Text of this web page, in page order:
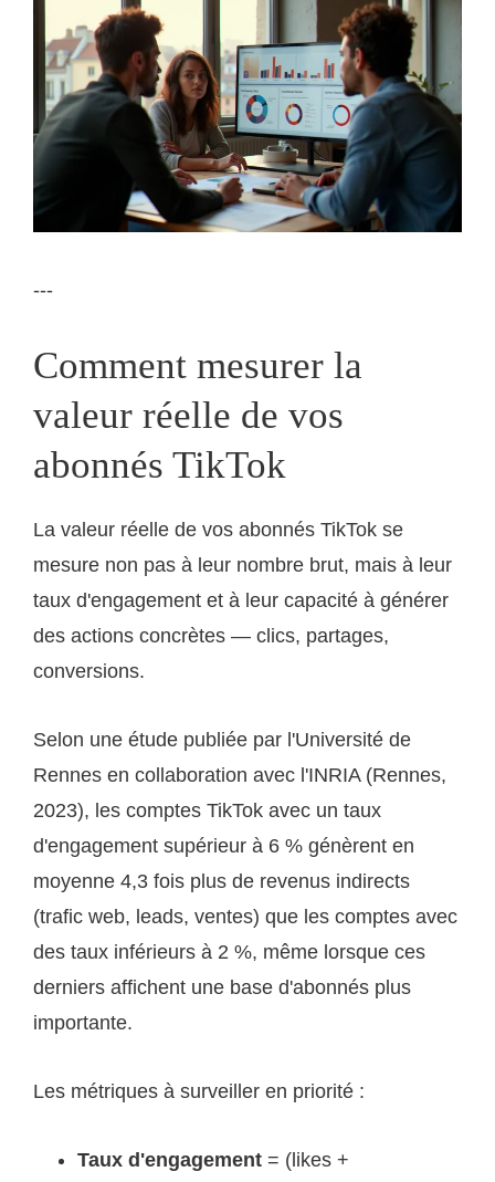
---
Comment mesurer la
valeur réelle de vos
abonnés TikTok
La valeur réelle de vos abonnés TikTok se
mesure non pas à leur nombre brut, mais à leur
taux d'engagement et à leur capacité à générer
des actions concrètes — clics, partages,
conversions.
Selon une étude publiée par l'Université de
Rennes en collaboration avec l'INRIA (Rennes,
2023), les comptes TikTok avec un taux
d'engagement supérieur à 6 % génèrent en
moyenne 4,3 fois plus de revenus indirects
(trafic web, leads, ventes) que les comptes avec
des taux inférieurs à 2 %, même lorsque ces
derniers affichent une base d'abonnés plus
importante.
Les métriques à surveiller en priorité :
Taux d'engagement = (likes +